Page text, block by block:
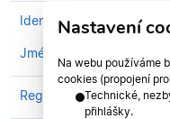
Identifikační číslo (IDT)
Jméno
Registrován v divizi
Nastavení
Na webu používáme
cookies (propojení
Technické,
přihlášky.